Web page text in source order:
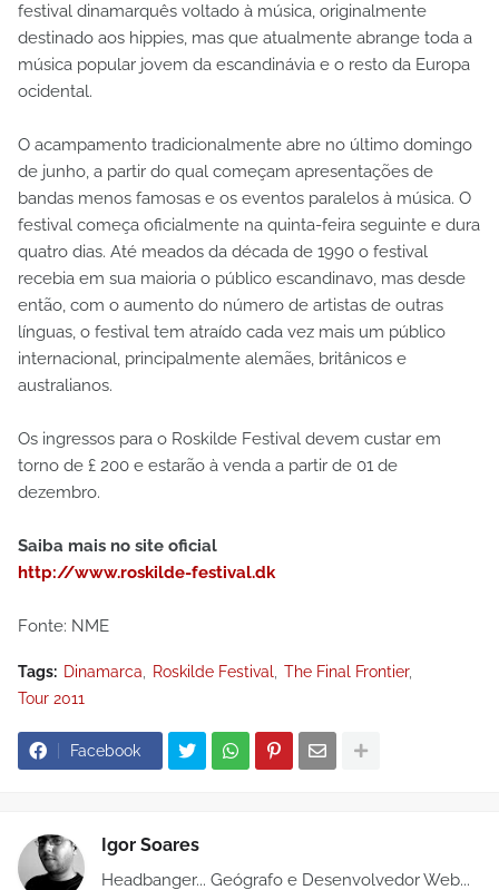
festival dinamarquês voltado à música, originalmente
destinado aos hippies, mas que atualmente abrange toda a
música popular jovem da escandinávia e o resto da Europa
ocidental.
O acampamento tradicionalmente abre no último domingo
de junho, a partir do qual começam apresentações de
bandas menos famosas e os eventos paralelos à música. O
festival começa oficialmente na quinta-feira seguinte e dura
quatro dias. Até meados da década de 1990 o festival
recebia em sua maioria o público escandinavo, mas desde
então, com o aumento do número de artistas de outras
línguas, o festival tem atraído cada vez mais um público
internacional, principalmente alemães, britânicos e
australianos.
Os ingressos para o Roskilde Festival devem custar em
torno de £ 200 e estarão à venda a partir de 01 de
dezembro.
Saiba mais no site oficial
http://www.roskilde-festival.dk
Fonte: NME
Tags: Dinamarca Roskilde Festival
The Final Frontier
Tour 2011
Facebook
Igor Soares
Headbanger... Geógrafo e Desenvolvedor Web...